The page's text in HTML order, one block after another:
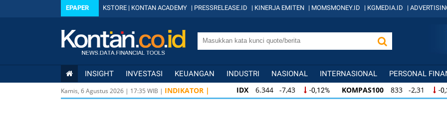
EPAPER KSTORE | KONTAN ACADEMY | PRESSRELEASE.ID | KINERJA EMITEN | MOMSMONEY.ID | KGMEDIA.ID |
INSIGHT INVESTASI KEUANGAN INDUSTRI NASIONAL INTERNASIONAL PERSONAL
Kamis, 6 Agustus 2026 | 17:35 WIB | INDIKATOR | IDX 6.344 -7,43 -0,12% KOMPAS100 833 -2,31 -
IDX 6.344 -7,43 -0,12% KOMPAS100 833 -2,31 -